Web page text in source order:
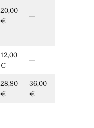
20,00
€
—
12,00
€
—
28,80
€
36,00
€